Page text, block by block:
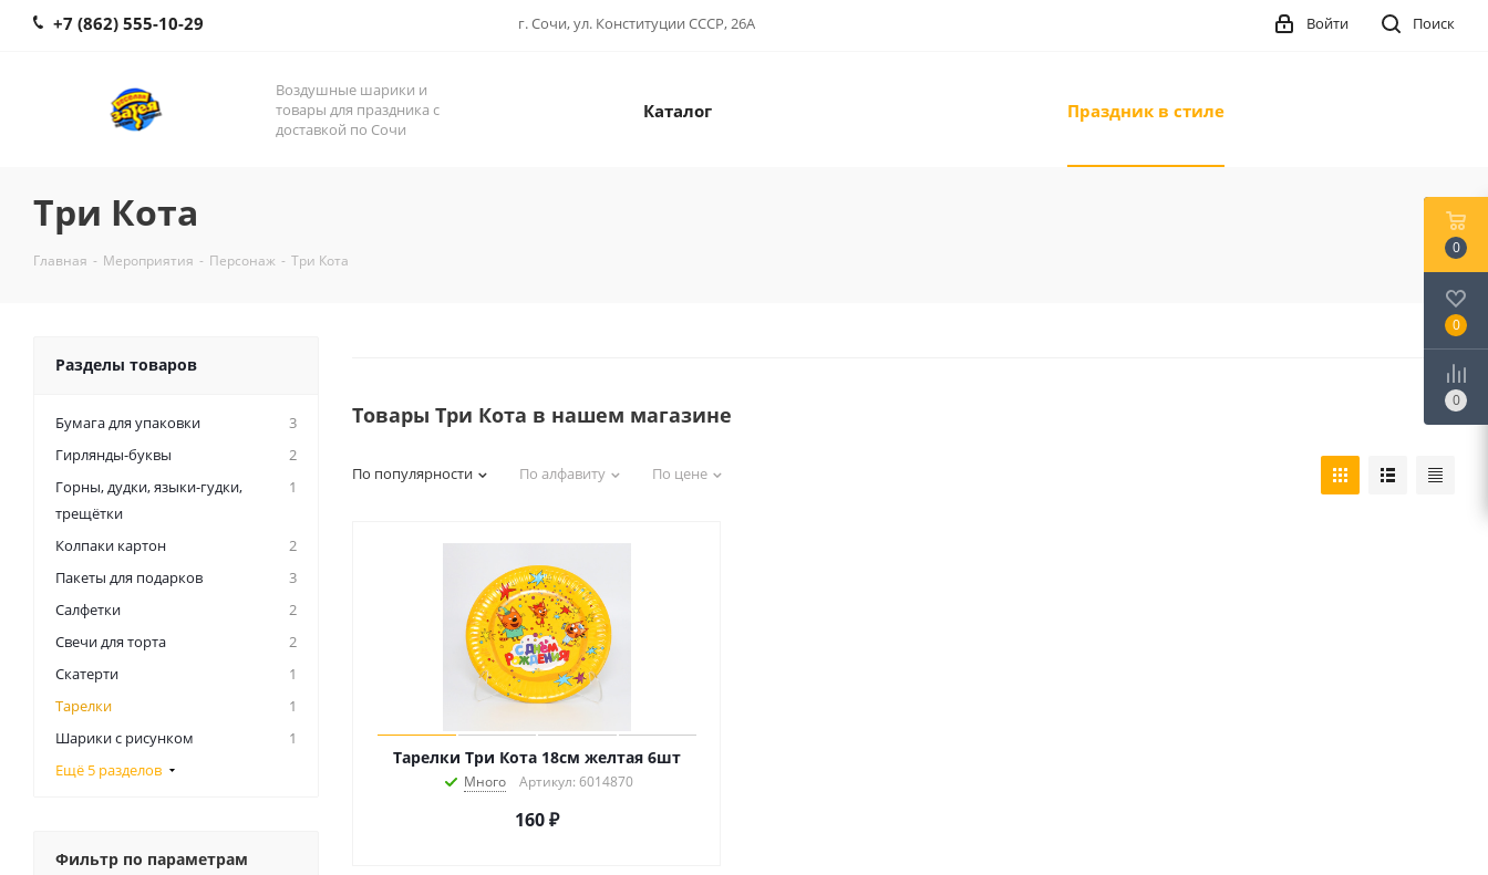
+7 (862) 555-10-29 г. Сочи, ул. Конституции СССР, 26А Поиск
Войти
Воздушные шарики и
товары для праздника с
доставкой по Сочи
Каталог Праздник в стиле
Три Кота
Главная - Мероприятия - Персонаж - Три Кота
Товары Три Кота в нашем магазине
По популярности По алфавиту По цене
Тарелки Три Кота 18см желтая 6шт
Много Артикул: 6014870
160₽
Разделы товаров
Бумага для упаковки
3
Гирлянды-буквы
2
Горны, дудки, языки-гудки,
трещётки
1
Колпаки картон
2
Пакеты для подарков
3
Салфетки
2
Свечи для торта
2
Скатерти
1
Тарелки
1
Шарики с рисунком
1
Ещё 5 разделов
Фильтр по параметрам
0
0
0